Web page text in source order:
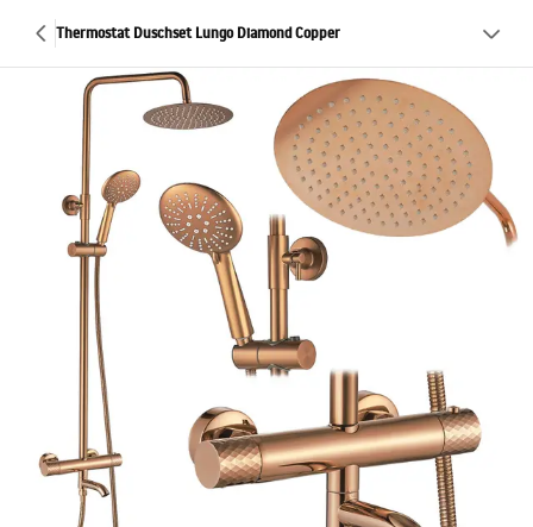
Thermostat Duschset Lungo Diamond Copper